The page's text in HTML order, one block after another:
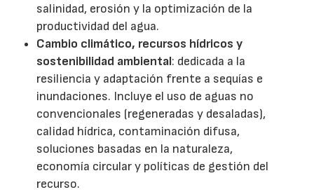
salinidad, erosión y la optimización de la
productividad del agua.
Cambio climático, recursos hídricos y
sostenibilidad ambiental: dedicada a la
resiliencia y adaptación frente a sequías e
inundaciones. Incluye el uso de aguas no
convencionales (regeneradas y desaladas),
calidad hídrica, contaminación difusa,
soluciones basadas en la naturaleza,
economía circular y políticas de gestión del
recurso.